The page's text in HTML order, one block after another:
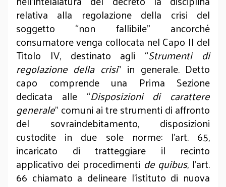
relativa alla regolazione della crisi del
soggetto “non fallibile” ancorché
consumatore venga collocata nel Capo II del
Titolo IV, destinato agli “Strumenti di
regolazione della crisi” in generale. Detto
capo comprende una Prima Sezione
dedicata alle “Disposizioni di carattere
generale” comuni ai tre strumenti di affronto
del sovraindebitamento, disposizioni
custodite in due sole norme: l’art. 65,
incaricato di tratteggiare il recinto
applicativo dei procedimenti de quibus, l’art.
66 chiamato a delineare l’istituto di nuova